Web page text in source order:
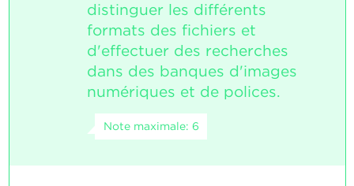
distinguer les différents
formats des fichiers et
d'effectuer des recherches
dans des banques d'images
numériques et de polices.
Note maximale: 6